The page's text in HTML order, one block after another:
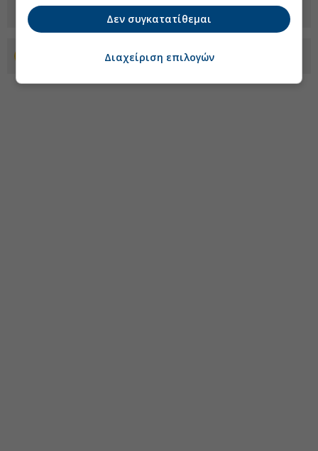
Προσθέστε το euro2day.gr στο Discover
Δεν συγκατατίθεμαι
Διαχείριση επιλογών